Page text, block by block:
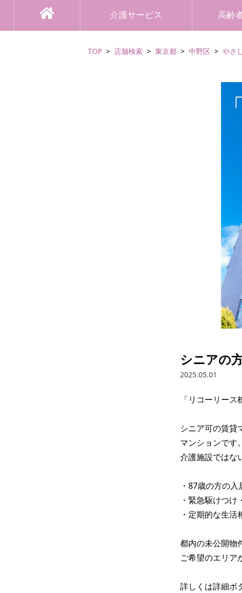
介護サービス 高齢
TOP 店舗検索 東京都 中野区 やさ
シニアの
2025.05.01
「リコーリー
シニア可の賃貸
マンションです。
介護施設ではな
・87歳の方の入
・緊急駆けつけ
・定期的な生
都内の未公開物
ご希望のエリア
詳しくは詳細ボ